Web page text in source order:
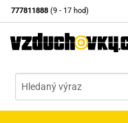
777811888 (9 - 17 hod)